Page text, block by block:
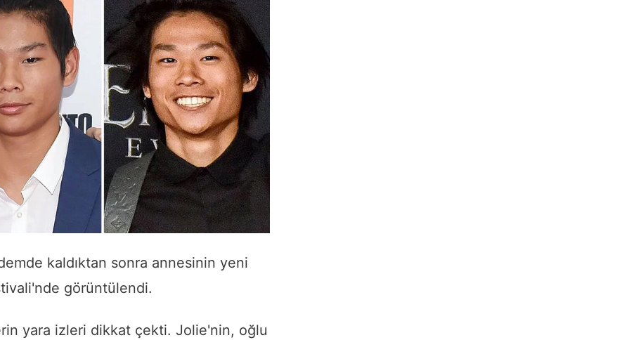
kaldıktan sonra annesinin yeni
görüntülendi.
yara izleri dikkat çekti. Jolie'nin, oğlu